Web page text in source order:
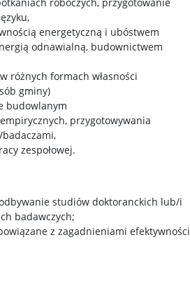
energetyczną i ubóstwem
odnawialną, budownictwem
różnych formach własności
gminy)
budowlanym
przygotowywania
zespołowej.
studiów doktoranckich lub/i
badawczych;
z zagadnieniami efektywności